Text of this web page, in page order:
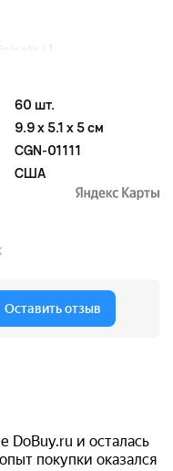
L)...
60 шт.
9.9 x 5.1 x 5 см
CGN-01111
США